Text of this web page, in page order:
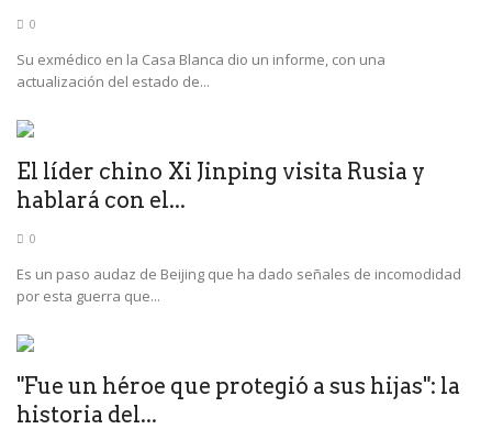
0
Su exmédico en la Casa Blanca dio un informe, con una
actualización del estado de...
El líder chino Xi Jinping visita Rusia y
hablará con el...
0
Es un paso audaz de Beijing que ha dado señales de incomodidad
por esta guerra que...
"Fue un héroe que protegió a sus hijas": la
historia del...